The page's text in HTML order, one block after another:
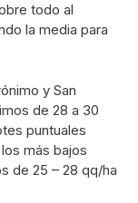
todo al
la media para
y San
de 28 a 30
puntuales
más bajos
de 25 – 28 qq/ha